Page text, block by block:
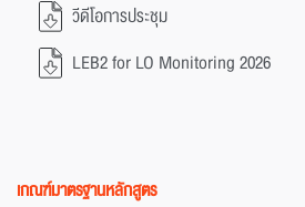
วีดีโอการประชุม
LEB2 for LO Monitoring 2026
เกณฑ์มาตรฐานหลักสูตร